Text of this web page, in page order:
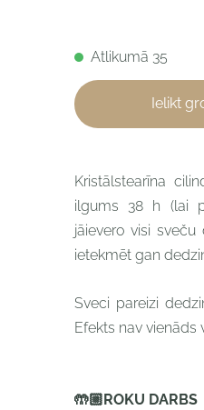
Atlikumā 35
Ielikt
Kristālstearīna
ilgums 38 h (lai
jāievero visi
ietekmēt gan
Sveci pareizi
Efekts nav vienāds
🤲🏼 ROKU DARBS